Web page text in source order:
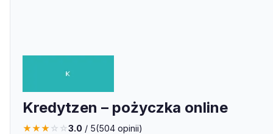
Kredytzen – pożyczka online
★★★☆ ☆3.0 / 5(504 opinii)